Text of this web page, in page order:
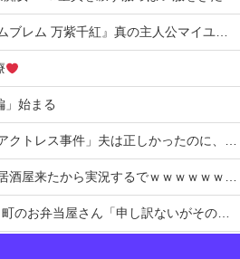
紫千紅』真の主人公マイユニはキャラメイクが可能
」始まる
」夫は正しかったのに、なぜ喧嘩は終わらなかったのか
たから実況するでｗｗｗｗｗｗｗｗ（画像あり）
申し訳ないがその分商品代を値上げして店頭価格を変えない」
ラ変するんか